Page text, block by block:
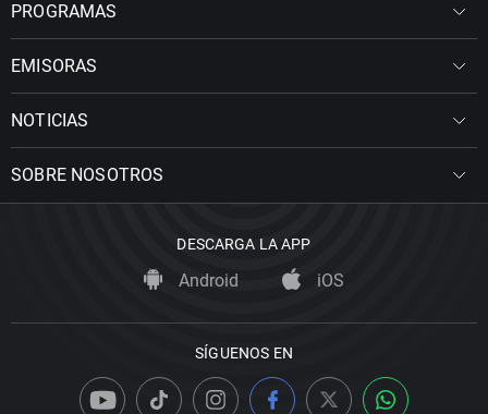
PROGRAMAS
EMISORAS
NOTICIAS
SOBRE NOSOTROS
DESCARGA LA APP
Android iOS
SÍGUENOS EN